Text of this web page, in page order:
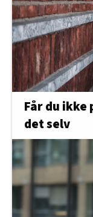
Får du ikke
det selv